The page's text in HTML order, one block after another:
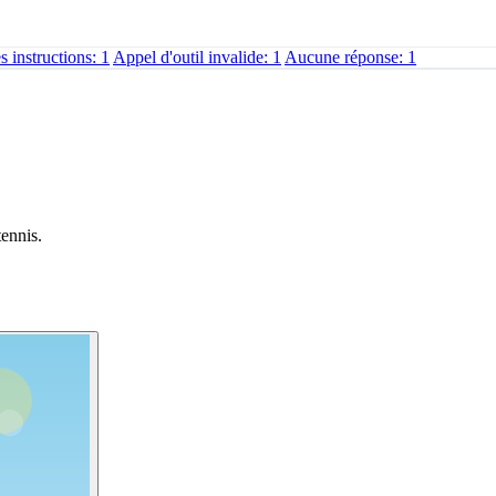
instructions: 1 Appel d'outil invalide: 1 Aucune réponse: 1